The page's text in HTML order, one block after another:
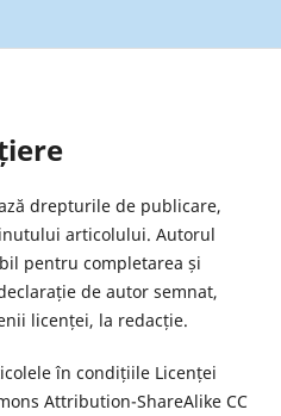
drepturile de publicare,
articolului. Autorul
pentru completarea și
de autor semnat,
licenței, la redacție.
în condițiile Licenței
Attribution-ShareAlike CC